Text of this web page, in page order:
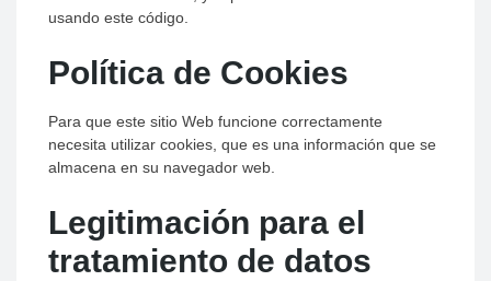
usando este código.
Política de Cookies
Para que este sitio Web funcione correctamente
necesita utilizar cookies, que es una información que se
almacena en su navegador web.
Legitimación para el
tratamiento de datos